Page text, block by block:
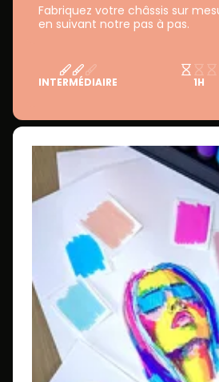
Fabriquez votre châssis sur
en suivant notre pas à pas.
INTERMÉDIAIRE 1H